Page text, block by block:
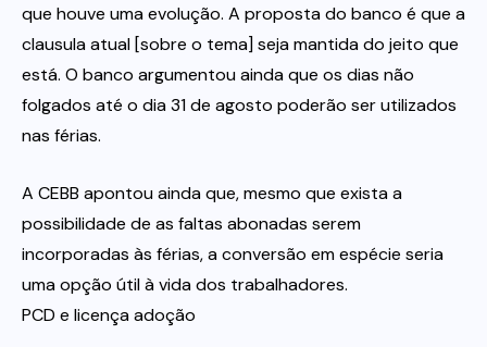
que houve uma evolução. A proposta do banco é que a
clausula atual [sobre o tema] seja mantida do jeito que
está. O banco argumentou ainda que os dias não
folgados até o dia 31 de agosto poderão ser utilizados
nas férias.
A CEBB apontou ainda que, mesmo que exista a
possibilidade de as faltas abonadas serem
incorporadas às férias, a conversão em espécie seria
uma opção útil à vida dos trabalhadores.
PCD e licença adoção